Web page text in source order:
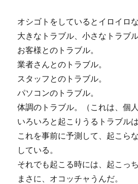
オシゴトをしているとイロイロ
大きなトラブル、小さなトラブル
お客様とのトラブル。
業者さんとのトラブル。
スタッフとのトラブル。
パソコンのトラブル。
体調のトラブル。（これは、個人
いろいろと起こりうるトラブル
これを事前に予測して、起こら
している。
それでも起こる時には、起こっち
まさに、オコッチャうんだ。